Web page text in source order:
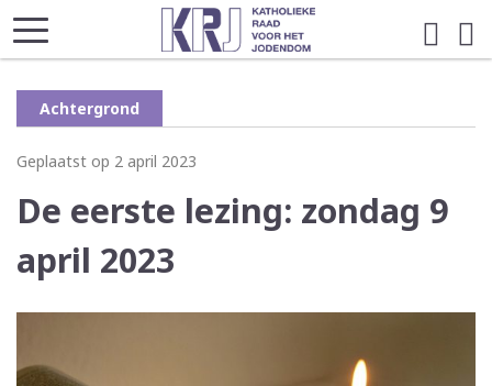
Achtergrond
Geplaatst op 2 april 2023
De eerste lezing: zondag 9
april 2023